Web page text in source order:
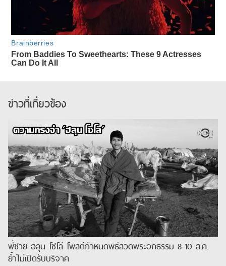
ข่าวที่เกี่ยวข้อง
พี่ชาย ฮลุน โซโล่ โพสต์กำหนดพิธีสวดพระอภิธรรม 8-10 ส.ค.
ย้ำไม่เปิดรับบริจาค